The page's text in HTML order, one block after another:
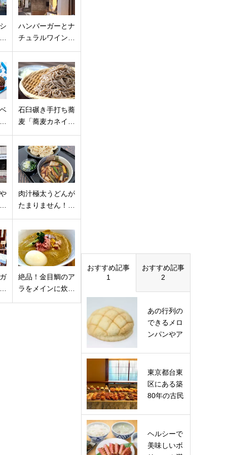
ハンバーガーとナ
チュラルワイン…
石臼碾き手打ち蕎
麦「蕎麦カネイ…
肉汁極太うどんが
たまりません！…
…
絶品！金目鯛のア
ラをメインに炊…
おすすめ記事
1
おすすめ記事
2
あの行列の
できるメロ
ンパンやア
東京都台東
区にある築
80年の古民
ヘルシーで
美味しいボ